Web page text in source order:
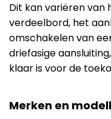
Dit kan variëren van
verdeelbord, het
omschakelen van
driefasige
klaar is voor de
Merken en